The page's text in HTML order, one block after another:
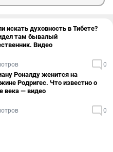
искать духовность в Тибете?
там бывалый
Видео
0
Роналду женится на
Родригес. Что известно о
века — видео
0